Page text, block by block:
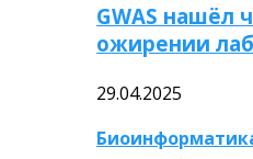
GWAS нашёл
ожирении
29.04.2025